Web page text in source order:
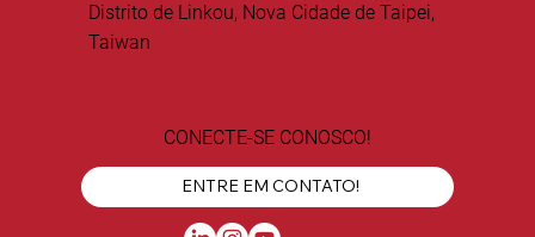
Distrito de Linkou, Nova Cidade de Taipei,
Taiwan
CONECTE-SE CONOSCO!
ENTRE EM CONTATO!